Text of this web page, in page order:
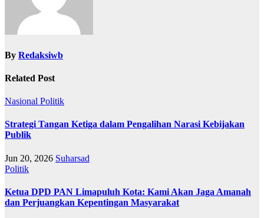
By Redaksiwb
Related Post
Nasional Politik
Strategi Tangan Ketiga dalam Pengalihan Narasi Kebijakan
Publik
Jun 20, 2026 Suharsad
Politik
Ketua DPD PAN Limapuluh Kota: Kami Akan Jaga Amanah
dan Perjuangkan Kepentingan Masyarakat